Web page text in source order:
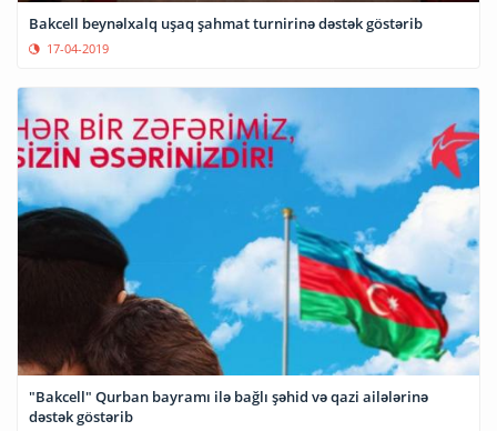
Bakcell beynəlxalq uşaq şahmat turnirinə dəstək göstərib
17-04-2019
"Bakcell" Qurban bayramı ilə bağlı şəhid və qazi ailələrinə
dəstək göstərib